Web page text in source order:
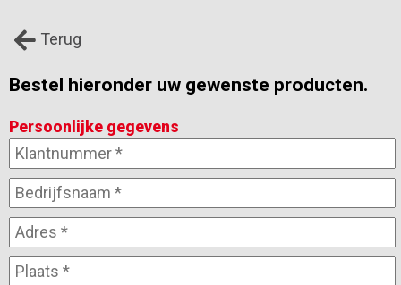
Terug
Bestel hieronder uw gewenste producten.
Persoonlijke gegevens